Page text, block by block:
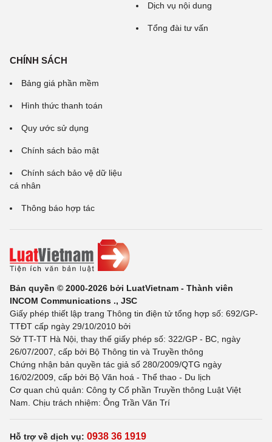
Dịch vụ nội dung
Tổng đài tư vấn
CHÍNH SÁCH
Bảng giá phần mềm
Hình thức thanh toán
Quy ước sử dụng
Chính sách bảo mật
Chính sách bảo vệ dữ liệu
cá nhân
Thông báo hợp tác
Bản quyền © 2000-2026 bởi LuatVietnam - Thành viên
INCOM Communications ., JSC
Giấy phép thiết lập trang Thông tin điện tử tổng hợp số: 692/GP-
TTĐT cấp ngày 29/10/2010 bởi
Sở TT-TT Hà Nội, thay thế giấy phép số: 322/GP - BC, ngày
26/07/2007, cấp bởi Bộ Thông tin và Truyền thông
Chứng nhận bản quyền tác giả số 280/2009/QTG ngày
16/02/2009, cấp bởi Bộ Văn hoá - Thể thao - Du lịch
Cơ quan chủ quản: Công ty Cổ phần Truyền thông Luật Việt
Nam. Chịu trách nhiệm: Ông Trần Văn Trí
Hỗ trợ về dịch vụ: 0938 36 1919